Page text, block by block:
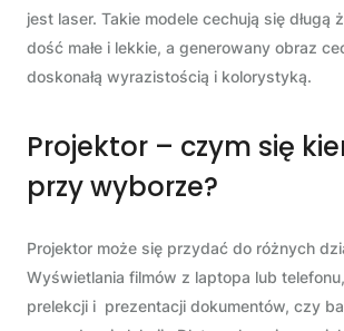
jest laser. Takie modele cechują się długą
dość małe i lekkie, a generowany obraz
doskonałą wyrazistością i kolorystyką.
Projektor – czym się
przy wyborze?
Projektor może się przydać do różnych
Wyświetlania filmów z laptopa lub
prelekcji i prezentacji dokumentów, czy